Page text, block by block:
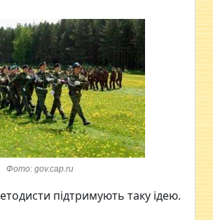
Фото: gov.cap.ru
підтримують таку ідею.